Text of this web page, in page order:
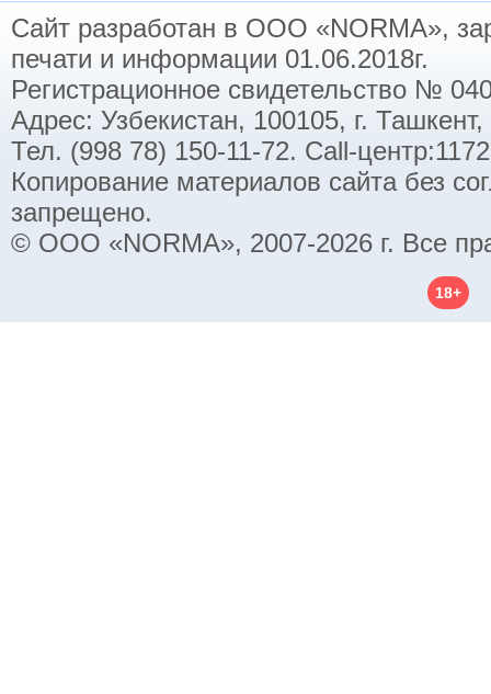
Сайт разработан в ООО «NORMA»,
печати и информации 01.06.2018г.
Регистрационное свидетельство №
Адрес: Узбекистан, 100105, г.
Тел. (998 78) 150-11-72. Call-
Копирование материалов сайта без
запрещено.
© ООО «NORMA», 2007-2026 г. Все
18+